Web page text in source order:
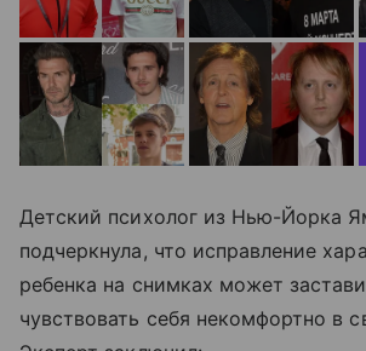
Детский психолог из Нью-Йорка
подчеркнула, что исправление
ребенка на снимках может
чувствовать себя некомфортно в